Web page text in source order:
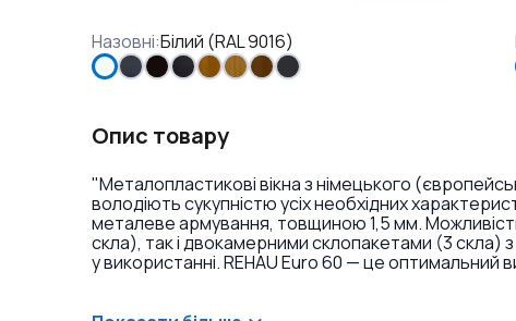
Назовні:Білий (RAL 9016)
Опис товару
"Металопластикові вікна з німецького
володіють сукупністю усіх необхідних
металеве армування, товщиною 1,5 мм.
скла), так і двокамерними склопакетами (3 скла)
у використанні. REHAU Euro 60 — це оптимальний